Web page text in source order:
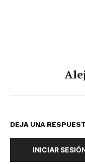
DEJA UNA
INICIAR